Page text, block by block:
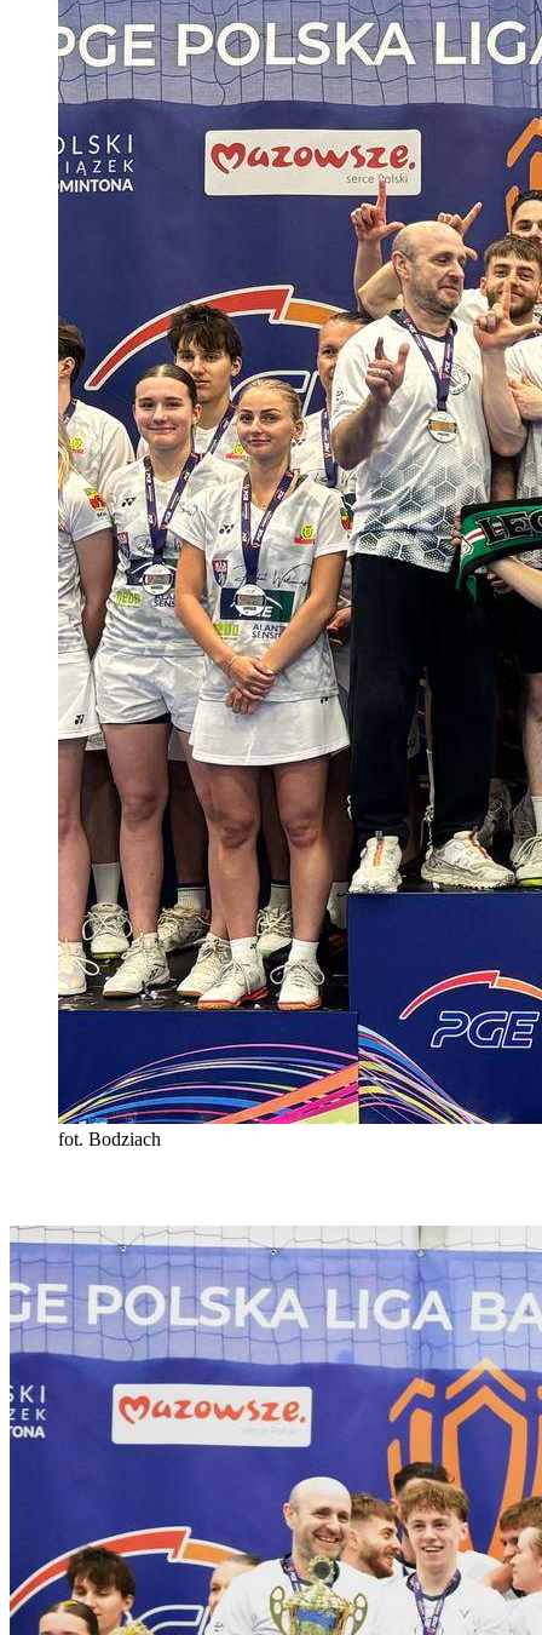
fot. Bodziach